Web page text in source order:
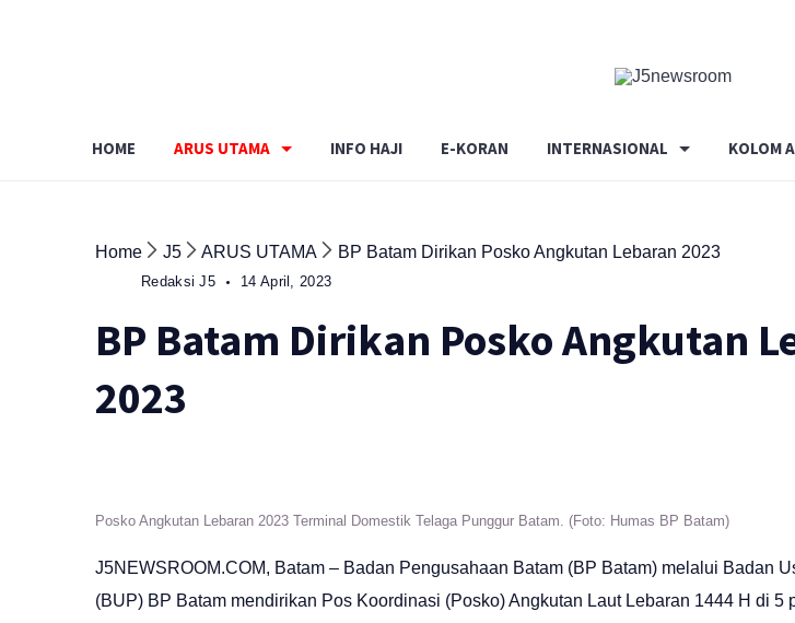
Pers
✔️
HOME ARUS UTAMA INFO HAJI E-KORAN INTERNASIONAL KOLOM
Home J5 ARUS UTAMA BP Batam Dirikan Posko Angkutan Lebaran 2023
Redaksi J5 14 April, 2023
BP Batam Dirikan Posko Angkutan
2023
Posko Angkutan Lebaran 2023 Terminal Domestik Telaga Punggur Batam. (Foto: Humas BP Batam)
J5NEWSROOM.COM, Batam – Badan Pengusahaan Batam (BP Batam) melalui Badan
(BUP) BP Batam mendirikan Pos Koordinasi (Posko) Angkutan Laut Lebaran 1444 H di 5